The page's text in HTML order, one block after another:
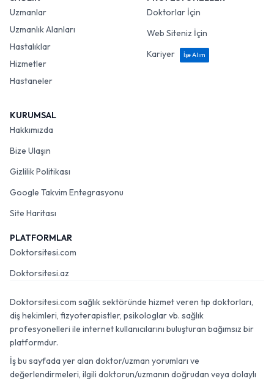
Uzmanlar
Uzmanlık Alanları
Hastalıklar
Hizmetler
Hastaneler
Doktorlar İçin
Web Siteniz İçin
Kariyer
İşe Alım
KURUMSAL
Hakkımızda
Bize Ulaşın
Gizlilik Politikası
Google Takvim Entegrasyonu
Site Haritası
PLATFORMLAR
Doktorsitesi.com
Doktorsitesi.az
Doktorsitesi.com sağlık sektöründe hizmet veren tıp doktorları,
diş hekimleri, fizyoterapistler, psikologlar vb. sağlık
profesyonelleri ile internet kullanıcılarını buluşturan bağımsız bir
platformdur.
İş bu sayfada yer alan doktor/uzman yorumları ve
değerlendirmeleri, ilgili doktorun/uzmanın doğrudan veya dolaylı